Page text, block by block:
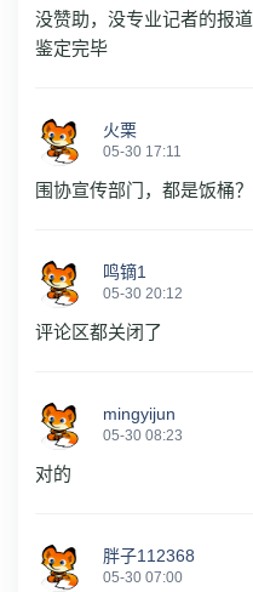
没赞助，没专业记者的报
鉴定完毕
火栗
05-30 17:11
围协宣传部门，都是饭桶？
鸣镝1
05-30 20:12
评论区都关闭了
mingyijun
05-30 08:23
对的
胖子112368
05-30 07:00